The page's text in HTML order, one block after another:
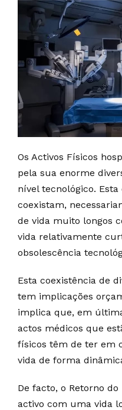
Os Activos Físicos
pela sua enorme
nível tecnológico.
coexistam,
de vida muito longos
vida relativamente
obsolescência
Esta coexistência de
tem implicações
implica que, em
actos médicos que
físicos têm de ter em
vida de forma
De facto, o Retorno
activo com uma vida